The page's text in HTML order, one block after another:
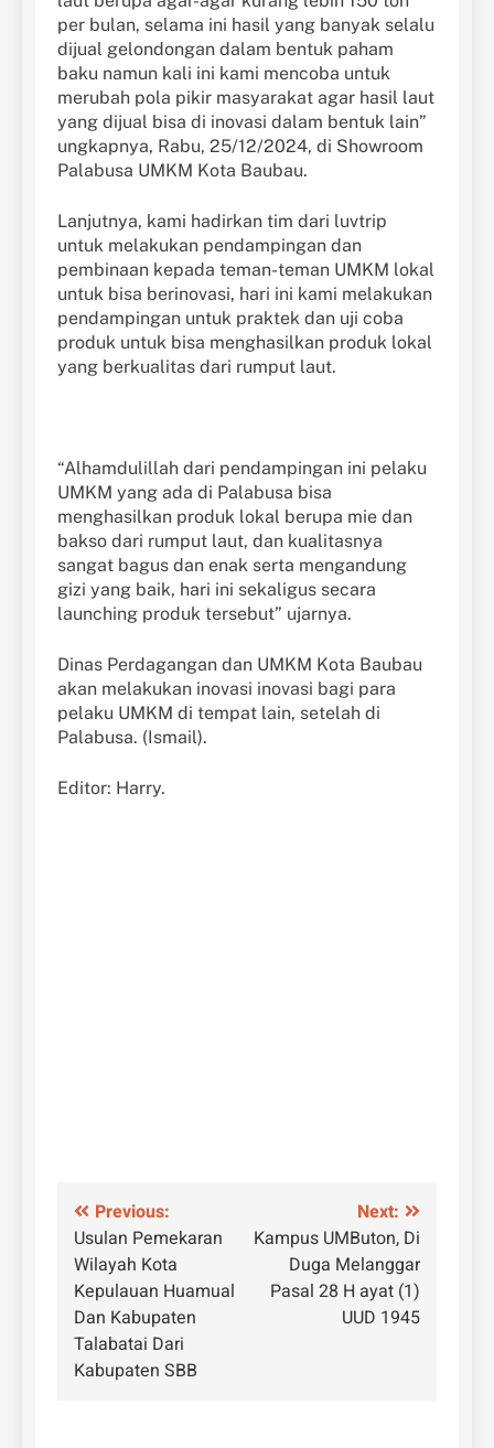
per bulan, selama ini hasil yang banyak selalu
dijual gelondongan dalam bentuk paham
baku namun kali ini kami mencoba untuk
merubah pola pikir masyarakat agar hasil laut
yang dijual bisa di inovasi dalam bentuk lain”
ungkapnya, Rabu, 25/12/2024, di Showroom
Palabusa UMKM Kota Baubau.
Lanjutnya, kami hadirkan tim dari luvtrip
untuk melakukan pendampingan dan
pembinaan kepada teman-teman UMKM lokal
untuk bisa berinovasi, hari ini kami melakukan
pendampingan untuk praktek dan uji coba
produk untuk bisa menghasilkan produk lokal
yang berkualitas dari rumput laut.
“Alhamdulillah dari pendampingan ini pelaku
UMKM yang ada di Palabusa bisa
menghasilkan produk lokal berupa mie dan
bakso dari rumput laut, dan kualitasnya
sangat bagus dan enak serta mengandung
gizi yang baik, hari ini sekaligus secara
launching produk tersebut” ujarnya.
Dinas Perdagangan dan UMKM Kota Baubau
akan melakukan inovasi inovasi bagi para
pelaku UMKM di tempat lain, setelah di
Palabusa. (Ismail).
Editor: Harry.
Navigasi
pos
Previous:
Usulan Pemekaran
Wilayah Kota
Kepulauan Huamual
Dan Kabupaten
Talabatai Dari
Kabupaten SBB
Next:
Kampus UMButon, Di
Duga Melanggar
Pasal 28 H ayat (1)
UUD 1945